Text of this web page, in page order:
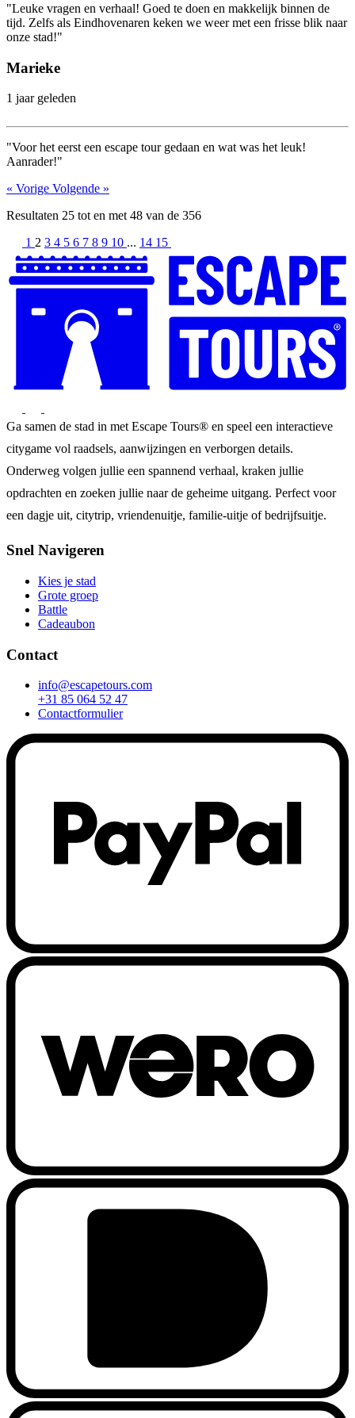
"Leuke vragen en verhaal! Goed te doen en makkelijk binnen de
tijd. Zelfs als Eindhovenaren keken we weer met een frisse blik naar
onze stad!"
Marieke
1 jaar geleden
"Voor het eerst een escape tour gedaan en wat was het leuk!
Aanrader!"
« Vorige Volgende »
Resultaten 25 tot en met48 van de 356
1 2 3 4 5 6 7 8 9 10 ... 14 15
Ga samen de stad in met Escape Tours® en speel een interactieve
citygame vol raadsels, aanwijzingen en verborgen details.
Onderweg volgen jullie een spannend verhaal, kraken jullie
opdrachten en zoeken jullie naar de geheime uitgang. Perfect voor
een dagje uit, citytrip, vriendenuitje, familie-uitje of bedrijfsuitje.
Snel Navigeren
Kies je stad
Grote groep
Battle
Cadeaubon
Contact
info@escapetours.com
+31 85 064 52 47
Contactformulier